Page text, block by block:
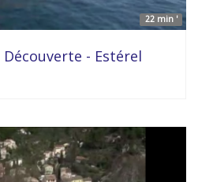
22 min '
- Estérel